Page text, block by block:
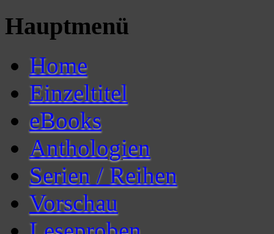
Hauptmenü
Home
Einzeltitel
eBooks
Anthologien
Serien / Reihen
Vorschau